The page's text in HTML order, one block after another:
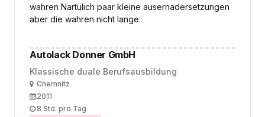
wahren Nartülich paar kleine ausernadersetzungen
aber die wahren nicht lange.
Autolack Donner GmbH
Klassische duale Berufsausbildung
OrtChemnitz
Ausbildungsbeginn
2011
Arbeitszeit
8 Std. pro Tag